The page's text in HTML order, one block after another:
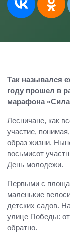
Так назывался
году прошел в
марафона
Лесничане, как
участие,
образ жизни.
восьмисот
День молодежи.
Первыми с
маленькие
детских садов.
улице Победы:
обратно.